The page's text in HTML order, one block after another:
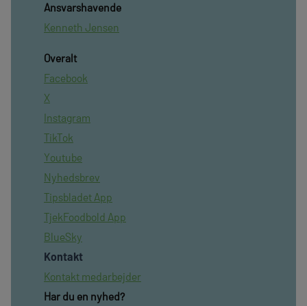
Ansvarshavende
Kenneth Jensen
Overalt
Facebook
X
Instagram
TikTok
Youtube
Nyhedsbrev
Tipsbladet App
TjekFoodbold App
BlueSky
Kontakt
Kontakt medarbejder
Har du en nyhed?